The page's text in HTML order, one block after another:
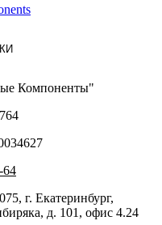
Компоненты"
64
г. Екатеринбург,
д. 101, офис 4.24